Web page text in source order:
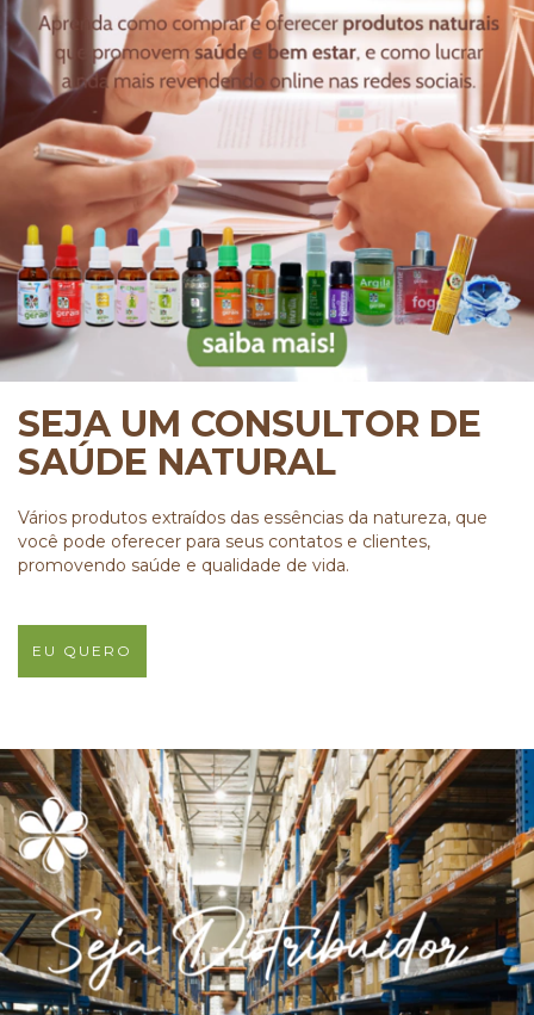
SEJA UM CONSULTOR DE
SAÚDE NATURAL
Vários produtos extraídos das essências da natureza, que
você pode oferecer para seus contatos e clientes,
promovendo saúde e qualidade de vida.
EU QUERO